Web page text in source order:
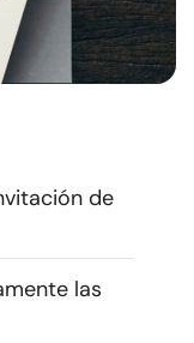
de
las